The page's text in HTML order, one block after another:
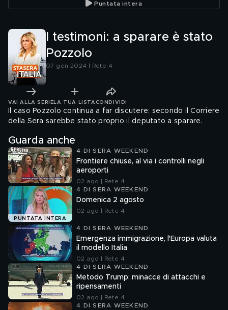
Puntata intera
I testimoni: a sparare è stato
Pozzolo
07 gen 2024 | Rete 4
VAI ALLA SERIE LA TUA LISTA CONDIVIDI
Il caso Pozzolo continua a far discutere: secondo il Corriere
della Sera sarebbe stato proprio il deputato a sparare.
Guarda anche
4 DI SERA WEEKEND
Frontiere chiuse, al via i controlli negli
aeroporti
02 ago | Rete 4
PUNTATA INTERA
4 DI SERA WEEKEND
Domenica 2 agosto
02 ago | Rete 4
4 DI SERA WEEKEND
Emergenza immigrazione, l'Europa valuta
il modello Italia
02 ago | Rete 4
4 DI SERA WEEKEND
Metodo Trump: minacce di attacchi e
ripensamenti
02 ago | Rete 4
4 DI SERA WEEKEND